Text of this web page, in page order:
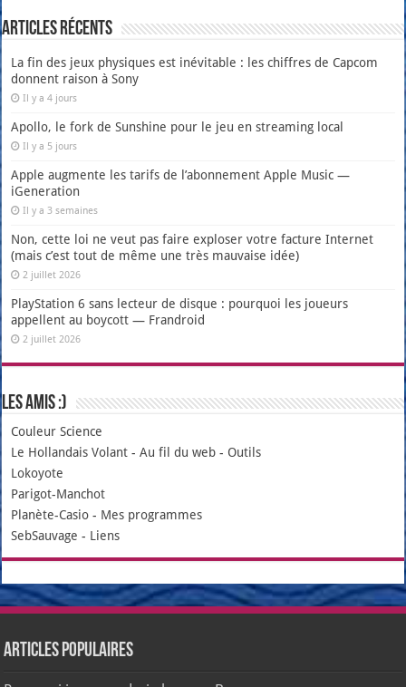
Articles récents
La fin des jeux physiques est inévitable : les chiffres de Capcom
donnent raison à Sony
Il y a 4 jours
Apollo, le fork de Sunshine pour le jeu en streaming local
Il y a 5 jours
Apple augmente les tarifs de l’abonnement Apple Music —
iGeneration
Il y a 3 semaines
Non, cette loi ne veut pas faire exploser votre facture Internet
(mais c’est tout de même une très mauvaise idée)
2 juillet 2026
PlayStation 6 sans lecteur de disque : pourquoi les joueurs
appellent au boycott — Frandroid
2 juillet 2026
Les amis :)
Couleur Science
Le Hollandais Volant -Au fil du web - Outils
Lokoyote
Parigot-Manchot
Planète-Casio - Mes programmes
SebSauvage - Liens
Articles populaires